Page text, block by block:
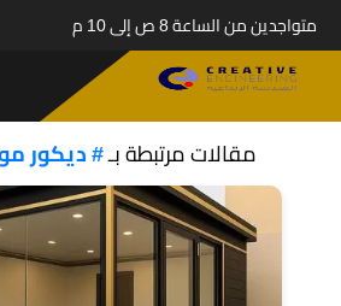
متواجدين من الساعة 8 ص إلى 10 م
مقالات مرتبطة بـ# ديكور